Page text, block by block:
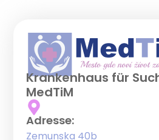
Krankenhaus für
MedTiM
Adresse:
Zemunska 40b